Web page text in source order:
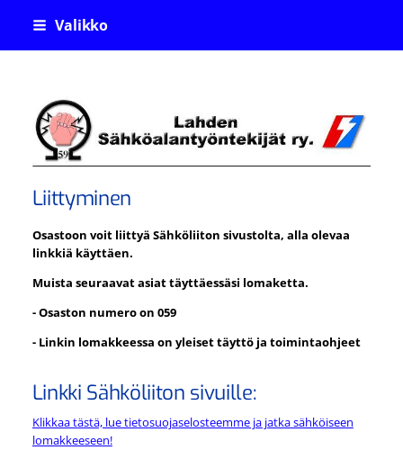
Siirry
sivun
sisältöön
Valikko
Lahden
Liittyminen
Osastoon voit liittyä Sähköliiton sivustolta, alla olevaa
linkkiä käyttäen.
Muista seuraavat asiat täyttäessäsi lomaketta.
- Osaston numero on 059
- Linkin lomakkeessa on yleiset täyttö ja toimintaohjeet
Linkki Sähköliiton sivuille:
Klikkaa tästä, lue tietosuojaselosteemme ja jatka sähköiseen
lomakkeeseen!